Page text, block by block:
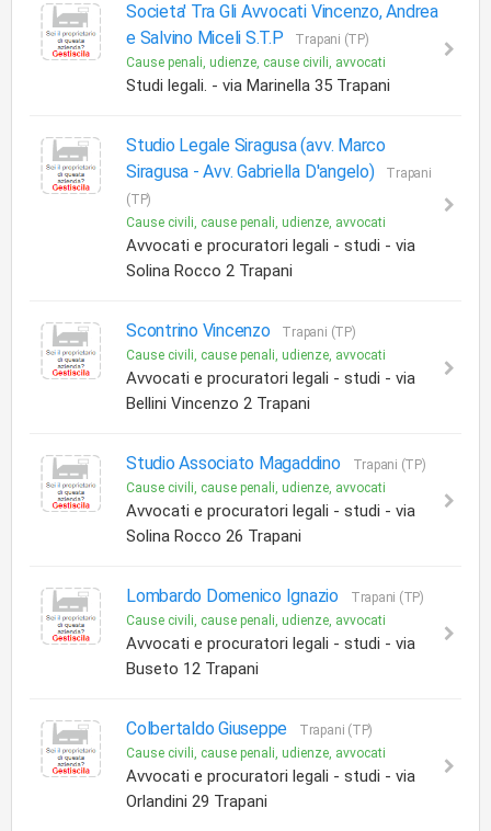
Societa' Tra Gli Avvocati Vincenzo, Andrea
e Salvino Miceli S.T.P
Trapani (TP)
Cause penali, udienze, cause civili, avvocati
Studi legali. - via Marinella 35 Trapani
Studio Legale Siragusa (avv. Marco
Siragusa - Avv. Gabriella D'angelo)
Trapani
(TP)
Cause civili, cause penali, udienze, avvocati
Avvocati e procuratori legali - studi - via
Solina Rocco 2 Trapani
Scontrino Vincenzo
Trapani (TP)
Cause civili, cause penali, udienze, avvocati
Avvocati e procuratori legali - studi - via
Bellini Vincenzo 2 Trapani
Studio Associato Magaddino
Trapani (TP)
Cause civili, cause penali, udienze, avvocati
Avvocati e procuratori legali - studi - via
Solina Rocco 26 Trapani
Lombardo Domenico Ignazio
Trapani (TP)
Cause civili, cause penali, udienze, avvocati
Avvocati e procuratori legali - studi - via
Buseto 12 Trapani
Colbertaldo Giuseppe
Trapani (TP)
Cause civili, cause penali, udienze, avvocati
Avvocati e procuratori legali - studi - via
Orlandini 29 Trapani